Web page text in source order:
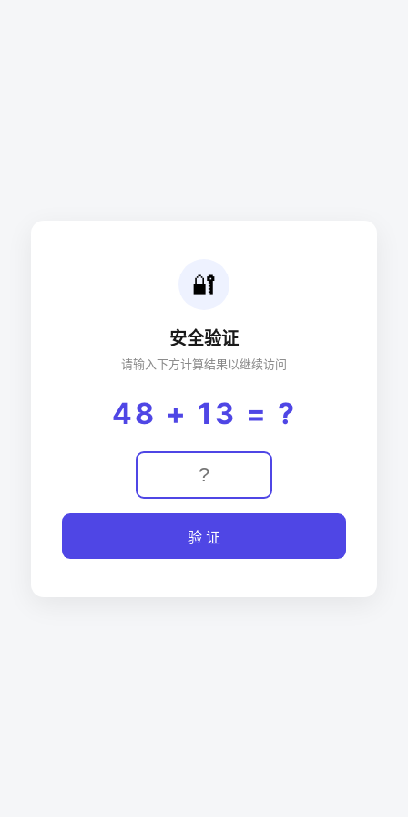
🔐
安全验证
请输入下方计算结果以继续访问
48 + 13 = ?
验 证